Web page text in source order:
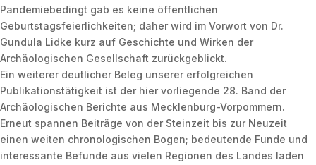
Pandemiebedingt gab es keine öffentlichen
Geburtstagsfeierlichkeiten; daher wird im Vorwort von Dr.
Gundula Lidke kurz auf Geschichte und Wirken der
Archäologischen Gesellschaft zurückgeblickt.
Ein weiterer deutlicher Beleg unserer erfolgreichen
Publikationstätigkeit ist der hier vorliegende 28. Band der
Archäologischen Berichte aus Mecklenburg-Vorpommern.
Erneut spannen Beiträge von der Steinzeit bis zur Neuzeit
einen weiten chronologischen Bogen; bedeutende Funde und
interessante Befunde aus vielen Regionen des Landes laden